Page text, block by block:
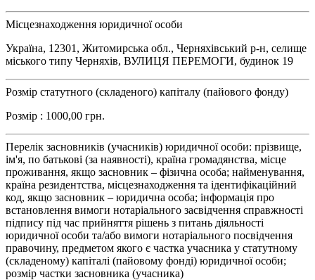
Місцезнаходження юридичної особи
Україна, 12301, Житомирська обл., Черняхівський р-н, селище
міського типу Черняхів, ВУЛИЦЯ ПЕРЕМОГИ, будинок 19
Розмір статутного (складеного) капіталу (пайового фонду)
Розмір : 1000,00 грн.
Перелік засновників (учасників) юридичної особи: прізвище,
ім'я, по батькові (за наявності), країна громадянства, місце
проживання, якщо засновник – фізична особа; найменування,
країна резидентства, місцезнаходження та ідентифікаційний
код, якщо засновник – юридична особа; інформація про
встановлення вимоги нотаріального засвідчення справжності
підпису під час прийняття рішень з питань діяльності
юридичної особи та/або вимоги нотаріального посвідчення
правочину, предметом якого є частка учасника у статутному
(складеному) капіталі (пайовому фонді) юридичної особи;
розмір частки засновника (учасника)